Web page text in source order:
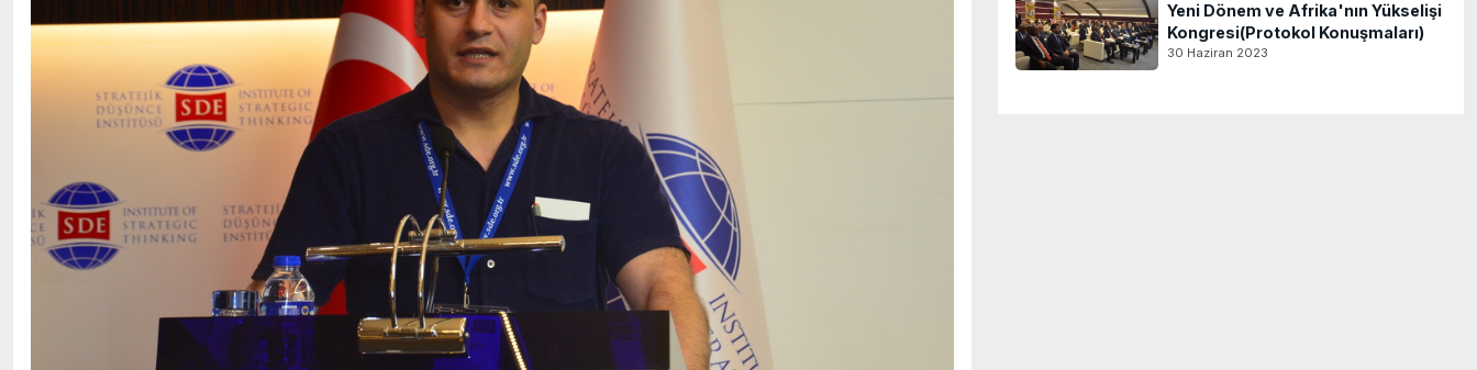
Yeni Dönem ve Afrika'nın Yükselişi
Kongresi(Protokol Konuşmaları)
30 Haziran 2023